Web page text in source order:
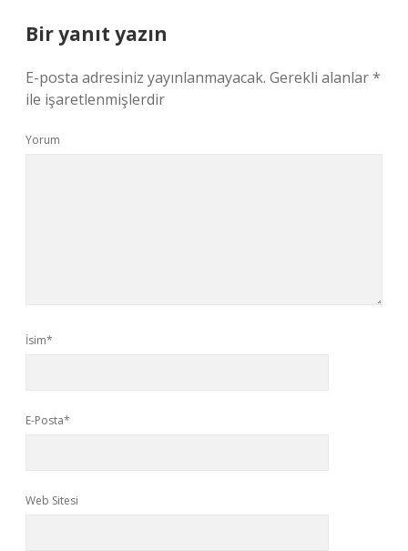
Bir yanıt yazın
E-posta adresiniz yayınlanmayacak. Gerekli alanlar*
ile işaretlenmişlerdir
Yorum
İsim*
E-Posta*
Web Sitesi